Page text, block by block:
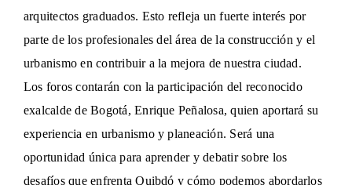
arquitectos graduados. Esto refleja un fuerte interés por
parte de los profesionales del área de la construcción y el
urbanismo en contribuir a la mejora de nuestra ciudad.
Los foros contarán con la participación del reconocido
exalcalde de Bogotá, Enrique Peñalosa, quien aportará su
experiencia en urbanismo y planeación. Será una
oportunidad única para aprender y debatir sobre los
desafíos que enfrenta Quibdó y cómo podemos abordarlos